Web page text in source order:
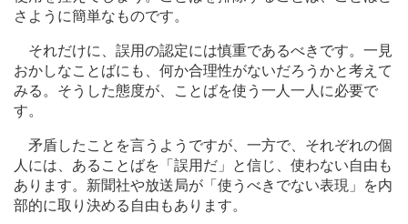
さように簡単なものです。
それだけに、誤用の認定には慎重であるべきです。一見
おかしなことばにも、何か合理性がないだろうかと考えて
みる。そうした態度が、ことばを使う一人一人に必要で
す。
矛盾したことを言うようですが、一方で、それぞれの個
人には、あることばを「誤用だ」と信じ、使わない自由も
あります。新聞社や放送局が「使うべきでない表現」を内
部的に取り決める自由もあります。